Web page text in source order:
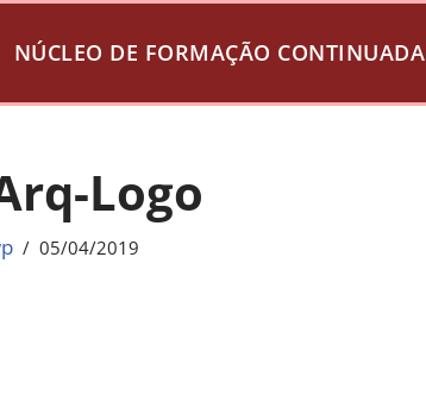
NÚCLEO DE FORMAÇÃO CONTINUADA
Logo
05/04/2019